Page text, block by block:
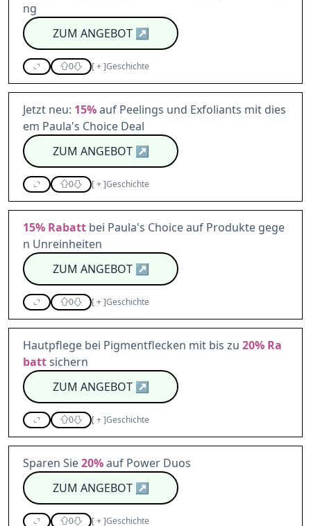
ng
ZUM ANGEBOT↗
0 [+]Geschichte
Jetzt neu: 15%auf Peelings und Exfoliants mit dies
em Paula's Choice Deal
ZUM ANGEBOT↗
0 [+]Geschichte
15% Rabatt bei Paula's Choice auf Produkte gege
n Unreinheiten
ZUM ANGEBOT↗
0 [+]Geschichte
Hautpflege bei Pigmentflecken mit bis zu 20% Ra
battsichern
ZUM ANGEBOT↗
0 [+]Geschichte
Sparen Sie20%auf Power Duos
ZUM ANGEBOT↗
0 [+]Geschichte